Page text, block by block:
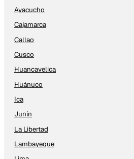
Ayacucho
Cajamarca
Callao
Cusco
Huancavelica
Huánuco
Ica
Junín
La Libertad
Lambayeque